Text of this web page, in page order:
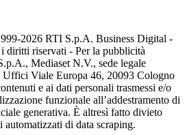
2026 RTI S.p.A. Business Digital -
diritti riservati - Per la pubblicità
Mediaset N.V., sede legale
Uffici Viale Europa 46, 20093 Cologno
e ai dati personali trasmessi e/o
funzionale all’addestramento di
generativa. È altresì fatto divieto
automatizzati di data scraping.